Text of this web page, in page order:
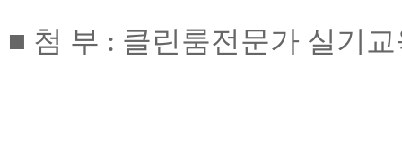
■ 첨 부 : 클린룸전문가 실기